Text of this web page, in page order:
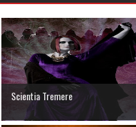
Scientia Tremere